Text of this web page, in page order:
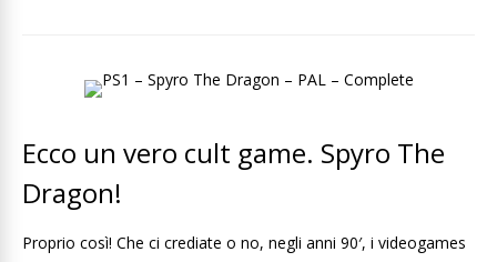
Ecco un vero cult game. Spyro The
Dragon!
Proprio così! Che ci crediate o no, negli anni 90′, i videogames